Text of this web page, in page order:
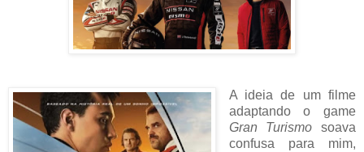
A ideia de um filme
adaptando o game
Gran Turismo soava
confusa para mim,